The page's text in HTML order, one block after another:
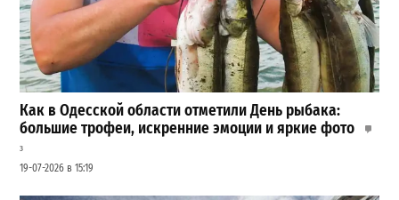
Как в Одесской области отметили День рыбака:
большие трофеи, искренние эмоции и яркие фото
3
19-07-2026 в 15:19